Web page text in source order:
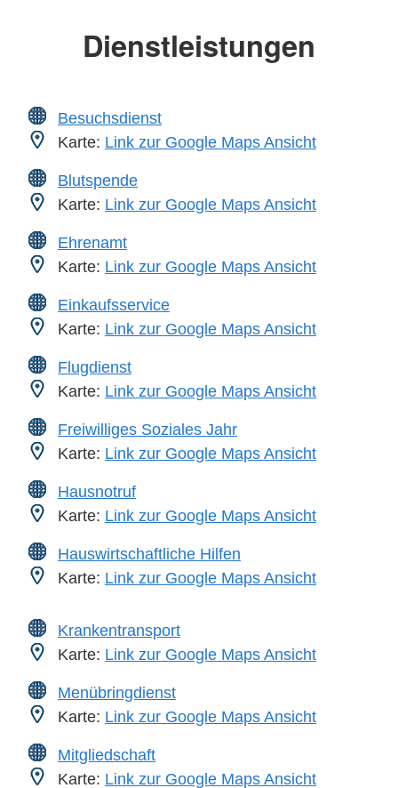
Dienstleistungen
Besuchsdienst
Karte: Link zur Google Maps Ansicht
Blutspende
Karte: Link zur Google Maps Ansicht
Ehrenamt
Karte: Link zur Google Maps Ansicht
Einkaufsservice
Karte: Link zur Google Maps Ansicht
Flugdienst
Karte: Link zur Google Maps Ansicht
Freiwilliges Soziales Jahr
Karte: Link zur Google Maps Ansicht
Hausnotruf
Karte: Link zur Google Maps Ansicht
Hauswirtschaftliche Hilfen
Karte: Link zur Google Maps Ansicht
Krankentransport
Karte: Link zur Google Maps Ansicht
Menübringdienst
Karte: Link zur Google Maps Ansicht
Mitgliedschaft
Karte: Link zur Google Maps Ansicht